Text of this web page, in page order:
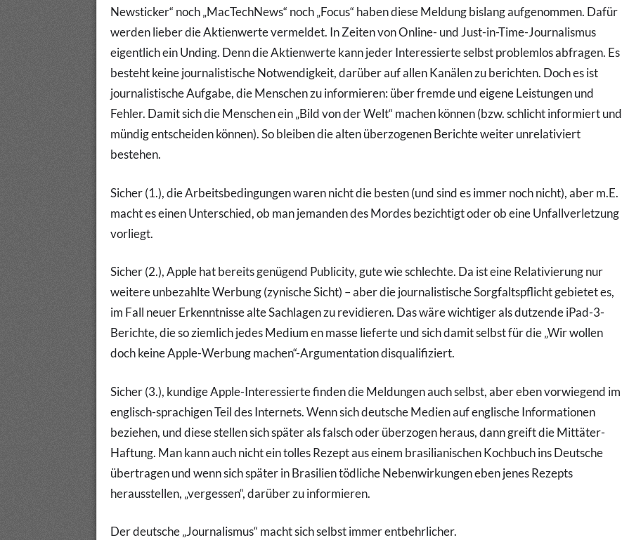
Newsticker“ noch „MacTechNews“ noch „Focus“ haben diese Meldung bislang aufgenommen. Dafür
werden lieber die Aktienwerte vermeldet. In Zeiten von Online- und Just-in-Time-Journalismus
eigentlich ein Unding. Denn die Aktienwerte kann jeder Interessierte selbst problemlos abfragen. Es
besteht keine journalistische Notwendigkeit, darüber auf allen Kanälen zu berichten. Doch es ist
journalistische Aufgabe, die Menschen zu informieren: über fremde und eigene Leistungen und
Fehler. Damit sich die Menschen ein „Bild von der Welt“ machen können (bzw. schlicht informiert und
mündig entscheiden können). So bleiben die alten überzogenen Berichte weiter unrelativiert
bestehen.
Sicher (1.), die Arbeitsbedingungen waren nicht die besten (und sind es immer noch nicht), aber m.E.
macht es einen Unterschied, ob man jemanden des Mordes bezichtigt oder ob eine Unfallverletzung
vorliegt.
Sicher (2.), Apple hat bereits genügend Publicity, gute wie schlechte. Da ist eine Relativierung nur
weitere unbezahlte Werbung (zynische Sicht) – aber die journalistische Sorgfaltspflicht gebietet es,
im Fall neuer Erkenntnisse alte Sachlagen zu revidieren. Das wäre wichtiger als dutzende iPad-3-
Berichte, die so ziemlich jedes Medium en masse lieferte und sich damit selbst für die „Wir wollen
doch keine Apple-Werbung machen“-Argumentation disqualifiziert.
Sicher (3.), kundige Apple-Interessierte finden die Meldungen auch selbst, aber eben vorwiegend im
englisch-sprachigen Teil des Internets. Wenn sich deutsche Medien auf englische Informationen
beziehen, und diese stellen sich später als falsch oder überzogen heraus, dann greift die Mittäter-
Haftung. Man kann auch nicht ein tolles Rezept aus einem brasilianischen Kochbuch ins Deutsche
übertragen und wenn sich später in Brasilien tödliche Nebenwirkungen eben jenes Rezepts
herausstellen, „vergessen“, darüber zu informieren.
Der deutsche „Journalismus“ macht sich selbst immer entbehrlicher.